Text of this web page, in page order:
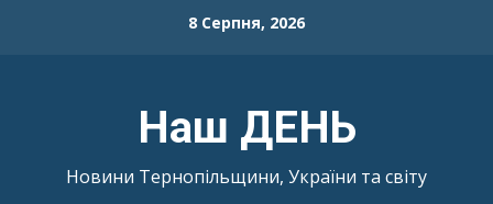
8 Серпня, 2026
Наш ДЕНЬ
Новини Тернопільщини, України та світу